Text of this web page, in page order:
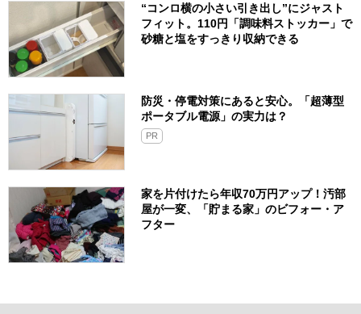
“コンロ横の小さい引き出し”にジャスト
フィット。110円「調味料ストッカー」で
砂糖と塩をすっきり収納できる
防災・停電対策にあると安心。「超薄型
ポータブル電源」の実力は？​
PR
家を片付けたら年収70万円アップ！汚部
屋が一変、「貯まる家」のビフォー・ア
フター